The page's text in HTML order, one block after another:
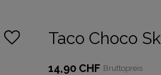
Taco Choco
14,90 CHF Bruttopreis